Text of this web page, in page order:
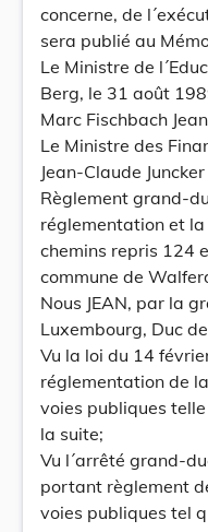
concerne, de
sera publié au
Le Ministre de
Berg, le 31 août
Marc Fischbach Jean
Le Ministre des
Jean-Claude Juncker
Règlement grand-
réglementation et
chemins repris 124
commune de
Nous JEAN, par la
Luxembourg, Duc
Vu la loi du 14
réglementation de
voies publiques
la suite;
Vu l´arrêté grand-
portant règlement
voies publiques tel